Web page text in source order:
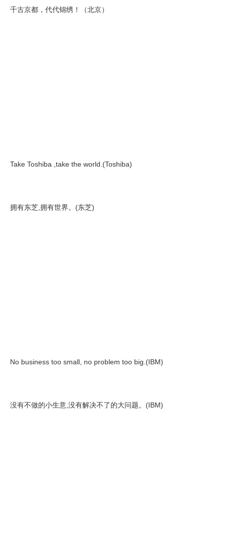
千古京都，代代锦绣！（北京）
Take Toshiba ,take the world.(Toshiba)
拥有东芝,拥有世界。(东芝)
No business too small, no problem too big.(IBM)
没有不做的小生意,没有解决不了的大问题。(IBM)